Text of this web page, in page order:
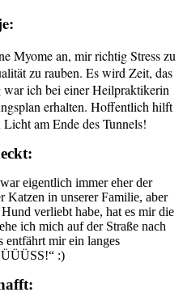
Myome an, mir richtig Stress zu
zu rauben. Es wird Zeit, das
ich bei einer Heilpraktikerin
erhalten. Hoffentlich hilft
am Ende des Tunnels!
eigentlich immer eher der
Katzen in unserer Familie, aber
verliebt habe, hat es mir die
ich mich auf der Straße nach
entfährt mir ein langes
:)